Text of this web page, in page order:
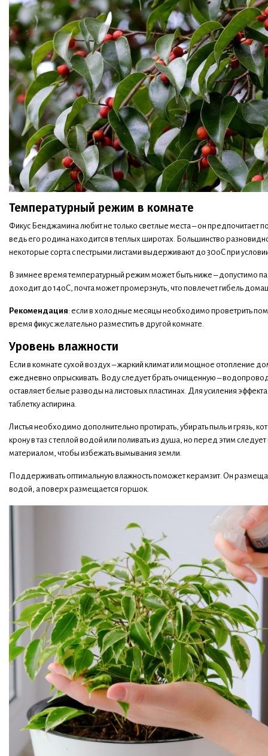
Температурный режим в комнате
Фикус Бенджамина любит не только светлые места – он предпочитает
ведь его родина находится в теплых широтах. Большинство
некоторые сорта с пестрыми листами выдерживают до 30оС при
В зимнее время температурный режим может быть ниже – допустимо
доходит до 14оС, почта может промерзнуть, что повлечет гибель
Рекомендация: если в холодные месяцы необходимо проветрить
время фикус желательно разместить в другой комнате.
Уровень влажности
Если в комнате сухой воздух – жаркий климат или мощное отопление
ежедневно опрыскивать. Воду следует брать очищенную –
оставляет белые разводы на листовых пластинах. Для усиления
таблетку аспирина.
Листья необходимо дополнительно протирать, убирать пыль и грязь,
крону в таз с теплой водой или поливать из душа, но перед этим
материалом, чтобы избежать вымывания земли.
Поддерживать оптимальную влажность поможет керамзит. Он
водой, а поверх размещается горшок.